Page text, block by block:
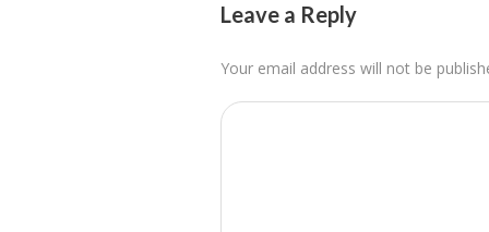
Leave a Reply
Your email address will not be